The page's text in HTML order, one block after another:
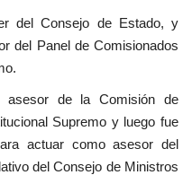
del Consejo de Estado, y
del Panel de Comisionados
asesor de la Comisión de
Supremo y luego fue
actuar como asesor del
del Consejo de Ministros